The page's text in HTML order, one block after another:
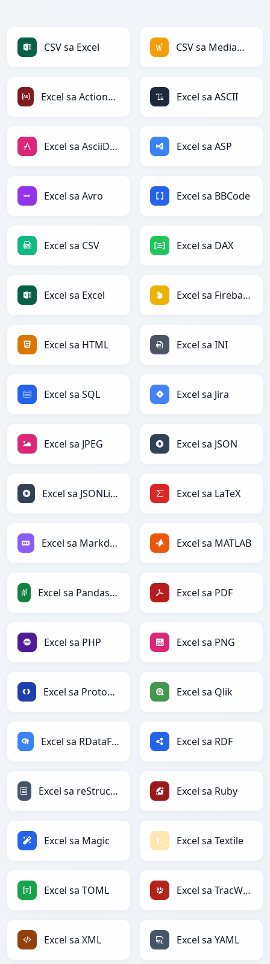
CSV sa Excel CSV sa MediaWiki
Excel sa ActionScript Excel sa ASCII
Excel sa AsciiDoc Excel sa ASP
Excel sa Avro Excel sa BBCode
Excel sa CSV Excel sa DAX
Excel sa Excel Excel sa Firebase
Excel sa HTML Excel sa INI
Excel sa SQL Excel sa Jira
Excel sa JPEG Excel sa JSON
Excel sa JSONLines Excel sa LaTeX
Excel sa Markdown Excel sa MATLAB
Excel sa PandasDataFrame Excel sa PDF
Excel sa PHP Excel sa PNG
Excel sa Protobuf Excel sa Qlik
Excel sa RDataFrame Excel sa RDF
Excel sa reStructuredText Excel sa Ruby
Excel sa Magic Excel sa Textile
Excel sa TOML Excel sa TracWiki
Excel sa XML Excel sa YAML